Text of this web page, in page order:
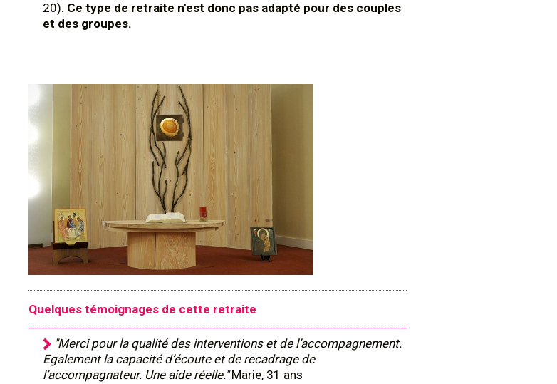
20). Ce type de retraite n'est donc pas adapté pour des couples
et des groupes.
Quelques témoignages de cette retraite
"Merci pour la qualité des interventions et de l’accompagnement.
Egalement la capacité d’écoute et de recadrage de
l’accompagnateur. Une aide réelle."Marie, 31 ans